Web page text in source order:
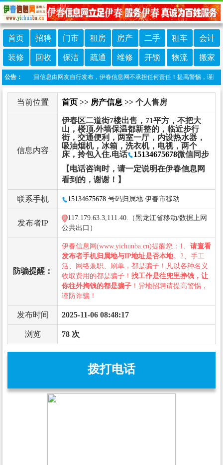
首页 招聘 门市 租房 房产 二手 租车 会计
装修 回收 保洁 疏通 维修 开锁 物流 搬家
公告：
明：本栏目信息由网友自行发布，伊春信息网不承担任何责任！提高警惕，谨防
当前位置 首页 >> 房产信息 >> 个人售房
信息内容
伊春区二道街7楼出售，71平方，不把大
山，楼顶.外墙保温都新整的，临近步行
街，交通便利，两室一厅，内设热水器，
吸油烟机，冰箱，洗衣机，电视，两个
床，拎包入住.电话
15134675678微信同步
【电话咨询时，请一定说明在伊春信息网
看到的，谢谢！】
联系手机 15134675678 号码归属地:伊春市移动
发布者IP
117.179.63.3,111.40.（黑龙江省移动/数据上网
公共出口）
防骗提醒：
伊春信息网(www.yichunba.cn)提醒您：1、 请查看
发布者手机归属地与IP地址是否本地。2、手工
活、网络兼职、刷单，都是骗子！凡以各种名义
收取费用的都是骗子！ 找工作是往兜里挣钱，让
你往外掏钱的都是骗子 ！异地招聘请提高警惕，
谨防诈骗！
发布时间 2025-11-06 08:48:17
浏览 78 次
拨打电话